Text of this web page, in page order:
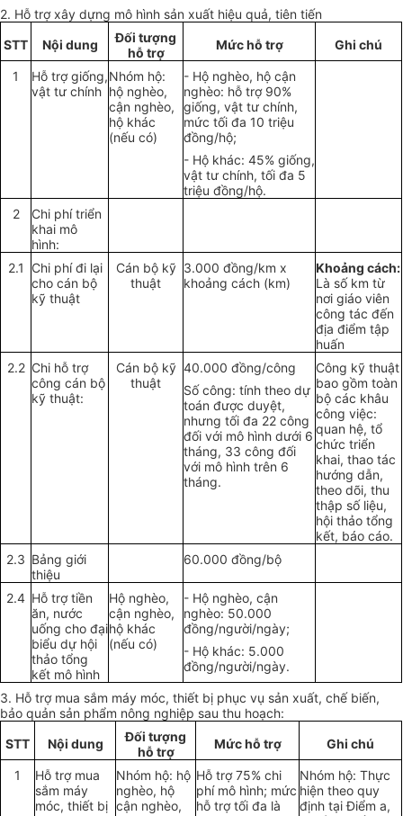
2. Hỗ trợ xây dựng mô hình sản xuất hiệu quả, tiên tiến
STT
Nội dung
Đối tượng
hỗ trợ
Mức hỗ trợ Ghi chú
1
Hỗ trợ giống,
vật tư chính
Nhóm hộ:
hộ nghèo,
cận nghèo,
hộ khác
(nếu có)
- Hộ nghèo, hộ cận
nghèo: hỗ trợ 90%
giống, vật tư chính,
mức tối đa 10 triệu
đồng/hộ;
- Hộ khác: 45% giống,
vật tư chính, tối đa 5
triệu đồng/hộ.
2
Chi phí triển
khai mô
hình:
2.1
Chi phí đi lại
cho cán bộ
kỹ thuật
Cán bộ kỹ
thuật
3.000 đồng/km x
khoảng cách (km)
Khoảng cách:
Là số km từ
nơi giáo viên
công tác đến
địa điểm tập
huấn
2.2 Chi hỗ trợ
công cán bộ
kỹ thuật:
Cán bộ kỹ
thuật
40.000 đồng/công
Số công: tính theo dự
toán được duyệt,
nhưng tối đa 22 công
đối với mô hình dưới 6
tháng, 33 công đối
với mô hình trên 6
tháng.
Công kỹ thuật
bao gồm toàn
bộ các khâu
công việc:
quan hệ, tổ
chức triển
khai, thao tác
hướng dẫn,
theo dõi, thu
thập số liệu,
hội thảo tổng
kết, báo cáo.
2.3 Bảng giới
thiệu
60.000 đồng/bộ
2.4 Hỗ trợ tiền
ăn, nước
uống cho đại
biểu dự hội
thảo tổng
kết mô hình
Hộ nghèo,
cận nghèo,
hộ khác
(nếu có)
- Hộ nghèo, cận
nghèo: 50.000
đồng/người/ngày;
- Hộ khác: 5.000
đồng/người/ngày.
3. Hỗ trợ mua sắm máy móc, thiết bị phục vụ sản xuất, chế biến,
bảo quản sản phẩm nông nghiệp sau thu hoạch:
STT
Nội dung
Đối tượng
hỗ trợ
Mức hỗ trợ Ghi chú
1
Hỗ trợ mua
sắm máy
móc, thiết bị
Nhóm hộ: hộ
nghèo, hộ
cận nghèo,
Hỗ trợ 75% chi
phí mô hình; mức
hỗ trợ tối đa là
Nhóm hộ: Thực
hiện theo quy
định tại Điểm a,